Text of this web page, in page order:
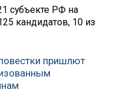
субъекте РФ на
кандидатов, 10 из
пришлют